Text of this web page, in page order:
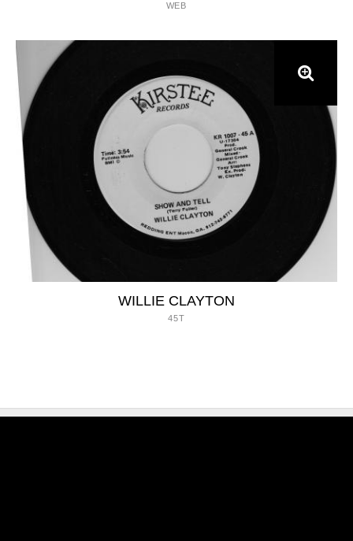
WEB
WILLIE CLAYTON
45T